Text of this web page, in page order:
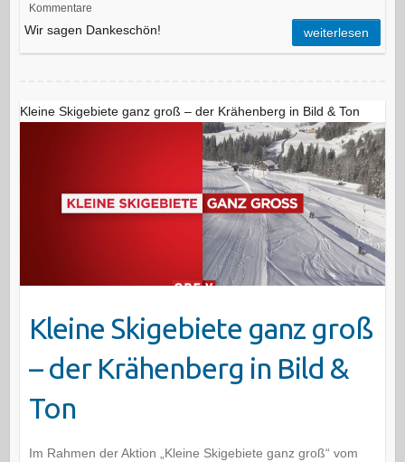
Kommentare
Wir sagen Dankeschön! weiterlesen
Kleine Skigebiete ganz groß – der Krähenberg in Bild & Ton
Kleine Skigebiete ganz groß
– der Krähenberg in Bild &
Ton
Im Rahmen der Aktion „Kleine Skigebiete ganz groß“ vom